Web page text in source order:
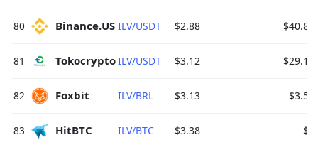
80 Binance.US ILV/USDT $2.88 $40.86
81 Tokocrypto ILV/USDT $3.12 $29.16
82 Foxbit ILV/BRL $3.13 $3.54
83 HitBTC ILV/BTC $3.38 $0